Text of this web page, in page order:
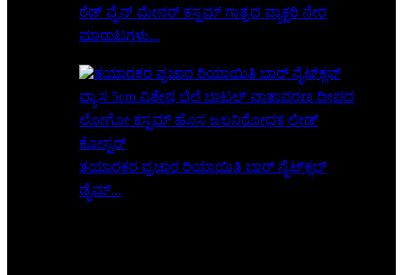
ರೆಡ್ ವೈನ್ ಮೇನರ್ ಕಸ್ಟಮ್ ಗಾತ್ರದ ಫ್ಯಾಕ್ಟರಿ ನೇರ
ಮಾರಾಟಗಳು...
ತಯಾರಕರ ಪ್ರಚಾರ ರಿಯಾಯಿತಿ ಬಾರ್ ನೈಟ್‌ಕ್ಲಬ್
ಡೈಮ್...